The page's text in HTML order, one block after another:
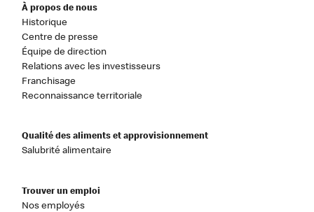
À propos de nous
Historique
Centre de presse
Équipe de direction
Relations avec les investisseurs
Franchisage
Reconnaissance territoriale
Qualité des aliments et approvisionnement
Salubrité alimentaire
Trouver un emploi
Nos employés